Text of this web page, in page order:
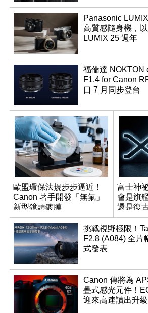
Panasonic
高質感隨身機，
LUMIX 25 週年
福倫達 NOKTON
F1.4 for Canon
口 7 月同步登台
歐盟環保法規步步逼近！
Canon 著手開發「無氟」
新型鏡頭鍍膜
富士神
會是旗
還是復
挑戰視野極限！
F2.8 (A084) 全片
式發表
Canon 傳將為
疊式感光元件！
迎來高速讀出升級